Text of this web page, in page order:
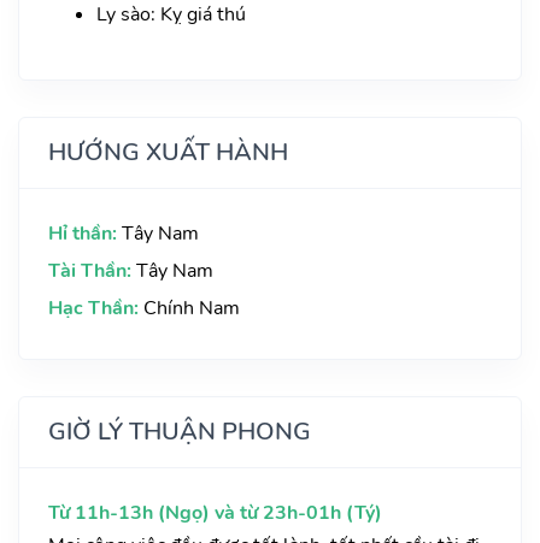
Ly sào: Kỵ giá thú
HƯỚNG XUẤT HÀNH
Hỉ thần: Tây Nam
Tài Thần: Tây Nam
Hạc Thần: Chính Nam
GIỜ LÝ THUẬN PHONG
Từ 11h-13h (Ngọ) và từ 23h-01h (Tý)